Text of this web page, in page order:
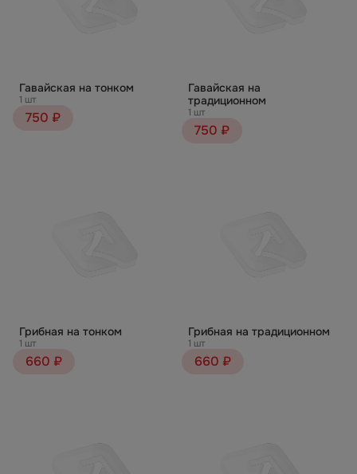
Гавайская на тонком
1 шт
750 ₽
Гавайская на
традиционном
1 шт
750 ₽
Грибная на тонком
1 шт
660 ₽
Грибная на традиционном
1 шт
660 ₽